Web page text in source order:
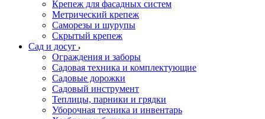
Крепеж для фасадных систем
Метрический крепеж
Саморезы и шурупы
Скрытый крепеж
Сад и досуг
Ограждения и заборы
Садовая техника и комплектующие
Садовые дорожки
Садовый инструмент
Теплицы, парники и грядки
Уборочная техника и инвентарь